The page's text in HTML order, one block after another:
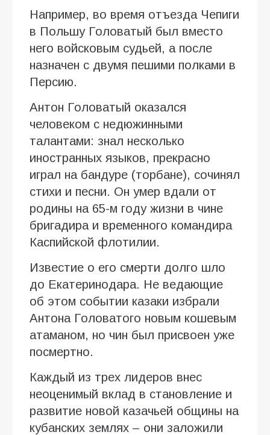
Например, во время отъезда Чепиги
в Польшу Головатый был вместо
него войсковым судьей, а после
назначен с двумя пешими полками в
Персию.
Антон Головатый оказался
человеком с недюжинными
талантами: знал несколько
иностранных языков, прекрасно
играл на бандуре (торбане), сочинял
стихи и песни. Он умер вдали от
родины на 65-м году жизни в чине
бригадира и временного командира
Каспийской флотилии.
Известие о его смерти долго шло
до Екатеринодара. Не ведающие
об этом событии казаки избрали
Антона Головатого новым кошевым
атаманом, но чин был присвоен уже
посмертно.
Каждый из трех лидеров внес
неоценимый вклад в становление и
развитие новой казачьей общины на
кубанских землях – они заложили